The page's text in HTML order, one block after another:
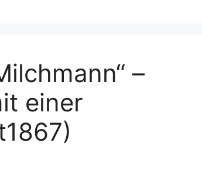
–
einer